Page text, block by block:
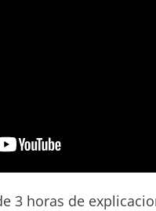
3 horas de